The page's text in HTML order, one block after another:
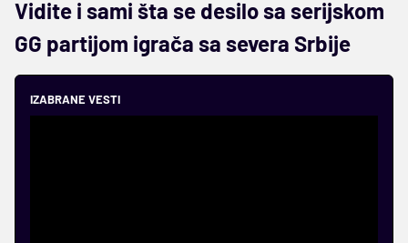
Vidite i sami šta se desilo sa serijskom
GG partijom igrača sa severa Srbije
IZABRANE VESTI